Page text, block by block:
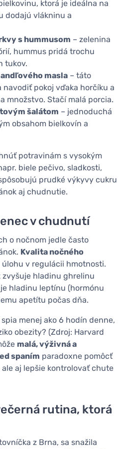
ktorá je ideálna na
dodajú vlákninu a
s hummusom – zelenina
hummus pridá trochu
tukov.
masla – táto
navodiť pokoj vďaka horčíku a
množstvo. Stačí malá porcia.
šalátom – jednoduchá
obsahom bielkovín a
potravinám s vysokým
biele pečivo, sladkosti,
prudké výkyvy cukru
aj chudnutie.
v chudnutí
o nočnom jedle často
Kvalita nočného
úlohu v regulácii hmotnosti.
zvyšuje hladinu ghrelinu
hladinu leptínu (hormónu
apetítu počas dňa.
menej ako 6 hodín denne,
obezity? (Zdroj: Harvard
malá, výživná a
spaním paradoxne pomôcť
aj lepšie kontrolovať chute
rutina, ktorá
z Brna, sa snažila